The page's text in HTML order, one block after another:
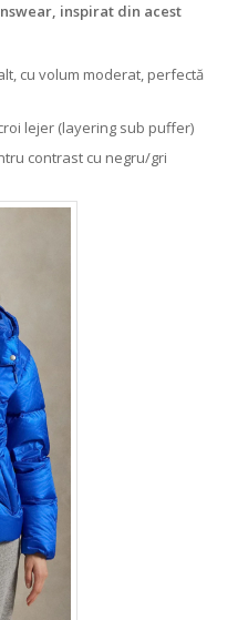
inspirat din acest
cu volum moderat, perfectă
lejer (layering sub puffer)
contrast cu negru/gri